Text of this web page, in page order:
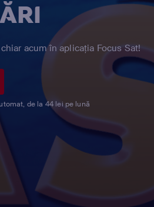
acum în aplicația Focus Sat!
de la 44 lei pe lună